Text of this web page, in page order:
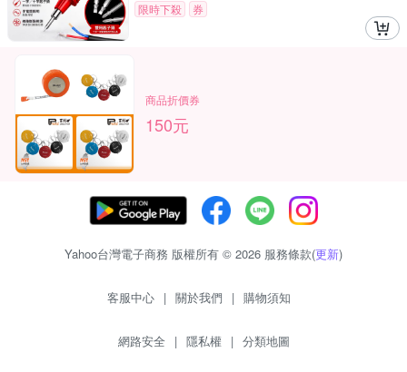
限時下殺
券
商品折價券
150元
Yahoo台灣電子商務 版權所有 © 2026 服務條款(更新)
客服中心 | 關於我們 | 購物須知
網路安全 | 隱私權 | 分類地圖